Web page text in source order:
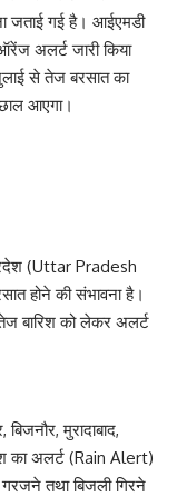
जताई गई है। आईएमडी
अलर्ट जारी किया
से तेज बरसात का
आएगा।
(Uttar Pradesh
होने की संभावना है।
बारिश को लेकर अलर्ट
मुरादाबाद,
का अलर्ट (Rain Alert)
गरजने तथा बिजली गिरने